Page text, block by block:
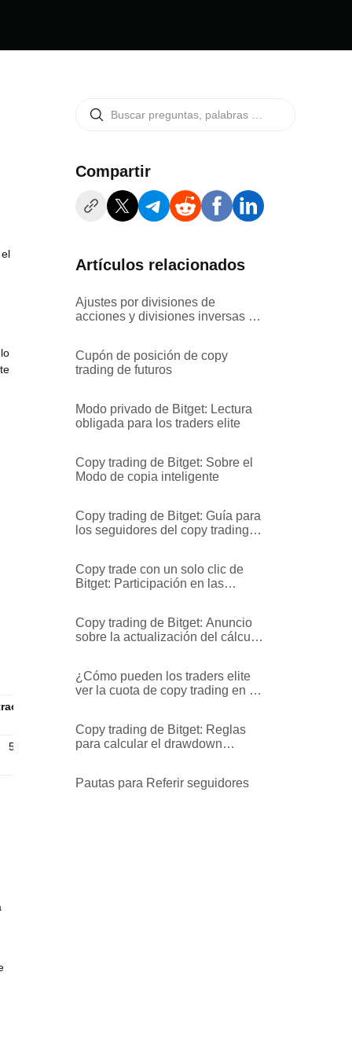
500 500
Compartir
Artículos relacionados
Ajustes por divisiones de
acciones y divisiones inversas de
Cupón de posición de copy
trading de futuros
Modo privado de Bitget: Lectura
obligada para los traders elite
Copy trading de Bitget: Sobre el
Modo de copia inteligente
Copy trading de Bitget: Guía para
los seguidores del copy trading
Copy trade con un solo clic de
Bitget: Participación en las
Copy trading de Bitget: Anuncio
sobre la actualización del cálculo
¿Cómo pueden los traders elite
ver la cuota de copy trading en el
Copy trading de Bitget: Reglas
para calcular el drawdown
Pautas para Referir seguidores